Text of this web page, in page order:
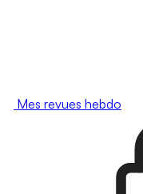
Mes revues hebdo